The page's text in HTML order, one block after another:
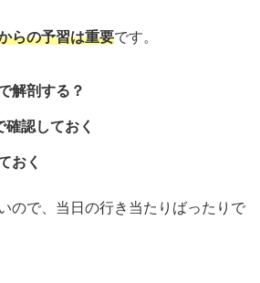
らの予習は重要です。
解剖する？
認しておく
おく
ので、当日の行き当たりばったりで